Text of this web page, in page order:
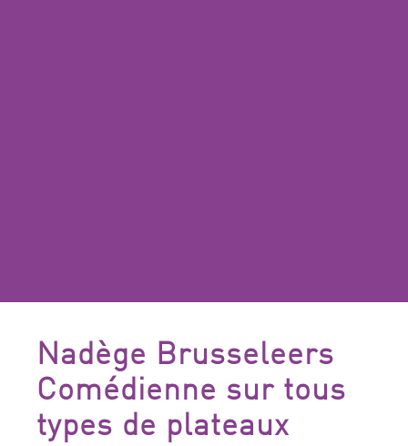
Nadège Brusseleers
Comédienne sur tous
types de plateaux